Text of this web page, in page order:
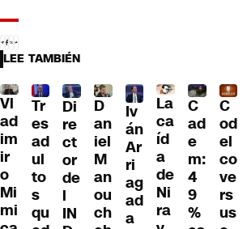
LEE TAMBIÉN
Vl
ad
im
ir
o
Mi
mi
Tr
es
ad
ul
to
s
qu
Di
re
ct
or
de
l
IN
D
an
iel
M
an
ou
ch
Iv
án
Ar
ri
ag
ad
a
La
ca
íd
a
de
Ni
ra
C
ad
e
m:
4
9
%
C
od
el
co
ve
rs
us